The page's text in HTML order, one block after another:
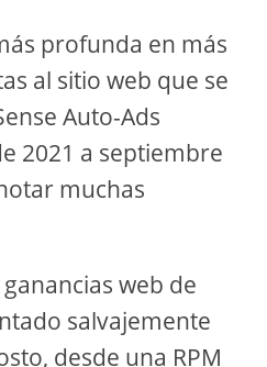
profunda en más
al sitio web que se
Auto-Ads
2021 a septiembre
muchas
web de
salvajemente
desde una RPM